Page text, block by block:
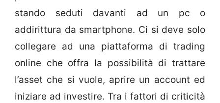
stando seduti davanti ad un pc o
addirittura da smartphone. Ci si deve solo
collegare ad una piattaforma di trading
online che offra la possibilità di trattare
l’asset che si vuole, aprire un account ed
iniziare ad investire. Tra i fattori di criticità